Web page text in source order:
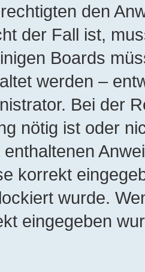
den
der Fall ist,
Boards
werden –
Bei der
nötig ist oder
korrekt
wurde.
eingegeben